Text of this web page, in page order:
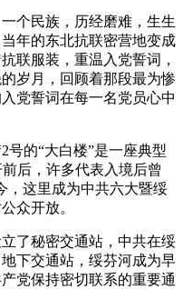
个民族，历经磨难，生生
年的东北抗联密营地变成
联服装，重温入党誓词，
岁月，回顾着那段最为惨
党誓词在每一名党员心中
号的“大白楼”是一座典型
后，许多代表入境后曾
，这里成为中共六大暨绥
众开放。
了秘密交通站，中共在绥
下交通站，绥芬河成为早
党保持密切联系的重要通